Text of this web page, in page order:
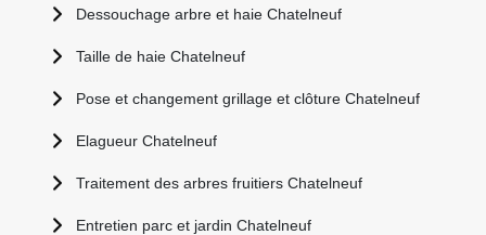
Dessouchage arbre et haie Chatelneuf
Taille de haie Chatelneuf
Pose et changement grillage et clôture Chatelneuf
Elagueur Chatelneuf
Traitement des arbres fruitiers Chatelneuf
Entretien parc et jardin Chatelneuf